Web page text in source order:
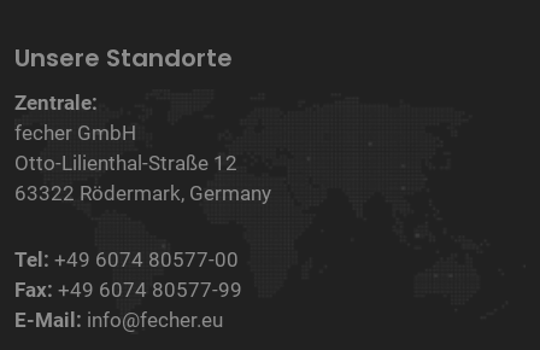
Unsere Standorte
Zentrale:
fecher GmbH
Otto-Lilienthal-Straße 12
63322 Rödermark, Germany
Tel: +49 6074 80577-00
Fax: +49 6074 80577-99
E-Mail: info@fecher.eu